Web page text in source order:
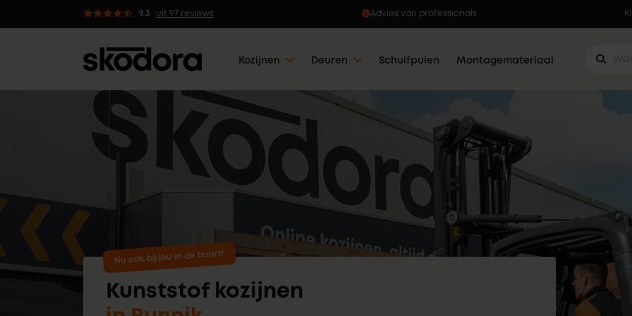
9.3 uit 97 reviews
Advies van professionals Ophalen wanneer jou dat uitkomt
Kozijnen Deuren Schuifpuien Montagemateriaal
Nu ook bij jou in de buurt!
Kunststof kozijnen